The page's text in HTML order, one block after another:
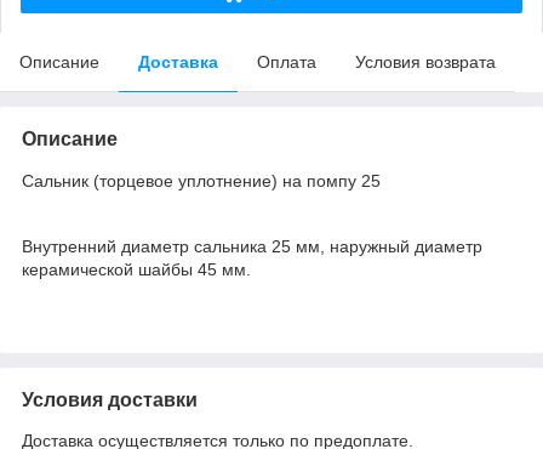
Описание Доставка Оплата Условия возврата
Описание
Сальник (торцевое уплотнение) на помпу 25
Внутренний диаметр сальника 25 мм, наружный диаметр
керамической шайбы 45 мм.
Условия доставки
Доставка осуществляется только по предоплате.